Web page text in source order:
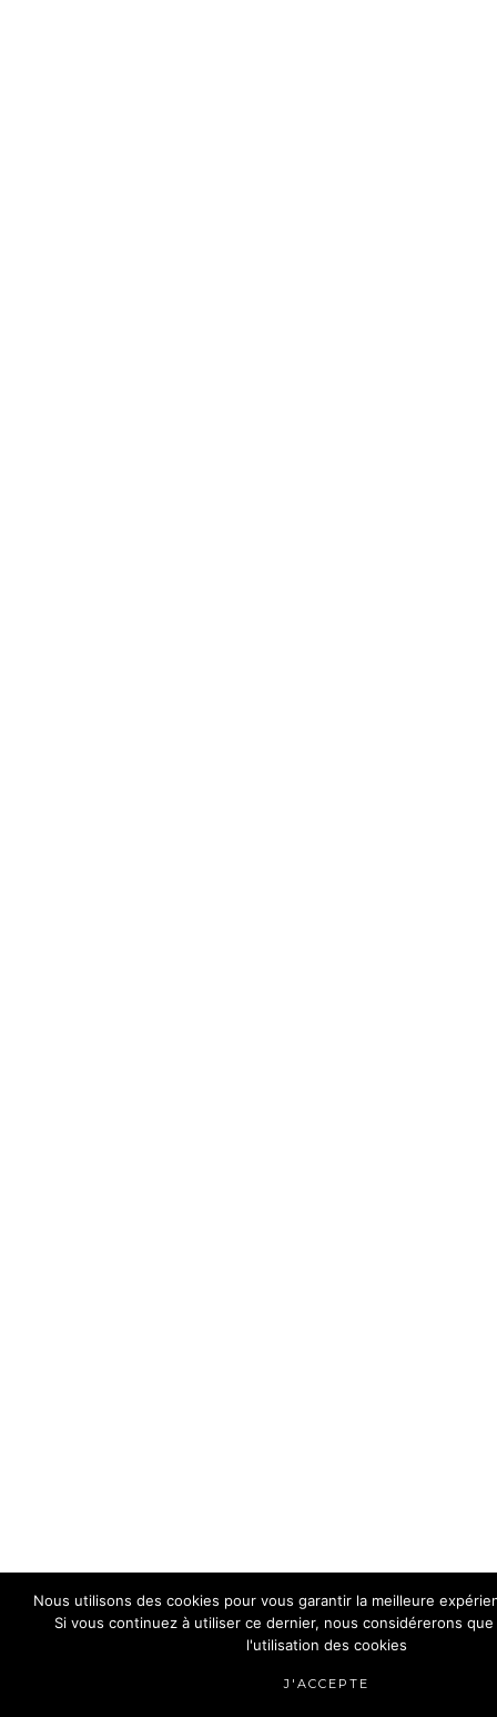
Nous utilisons des cookies pour vous garantir la meilleure
Si vous continuez à utiliser ce dernier, nous considérerons
l'utilisation des cookies
J'ACCEPTE